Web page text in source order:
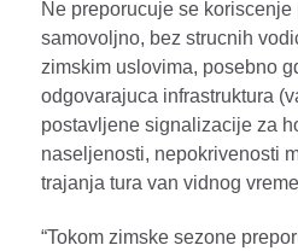
Ne preporucuje se
samovoljno, bez strucnih
zimskim uslovima, posebno
odgovarajuca infrastruktura
postavljene signalizacije za
naseljenosti, nepokrivenosti
trajanja tura van vidnog
“Tokom zimske sezone